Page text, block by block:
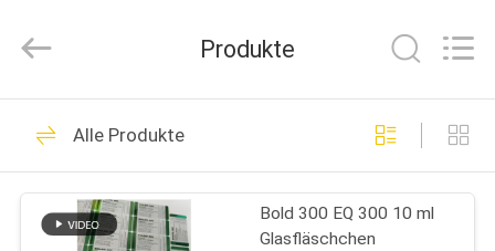
HAUS
PRODUKTE
Reserved.
Glasphiolen-
Aufkleber
335
Produkte
Alle Produkte
Bold 300 EQ 300 10 ml
Glasfläschchen